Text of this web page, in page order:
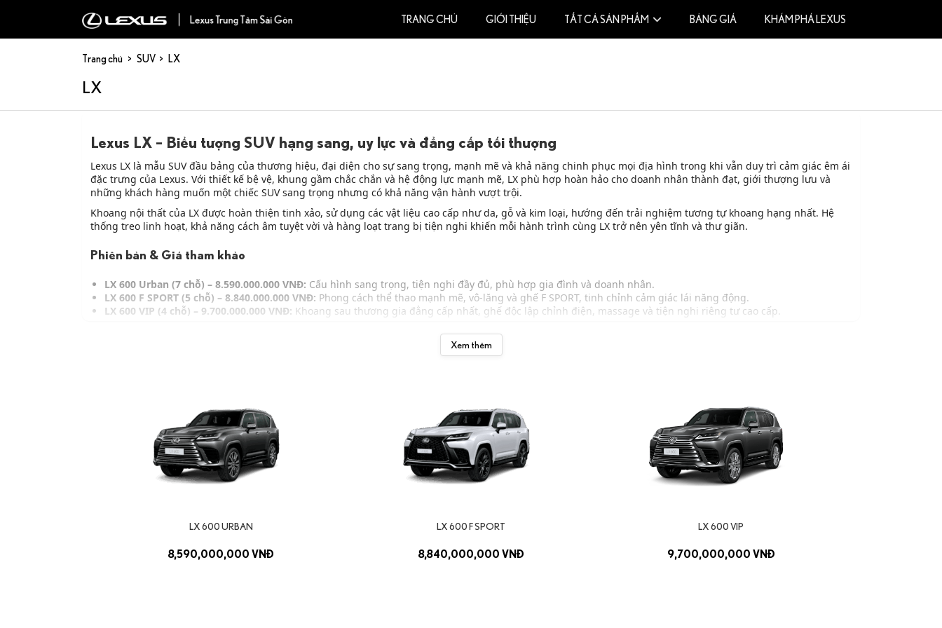
TRANG CHỦ GIỚI THIỆU TẤT CẢ SẢN PHẨM BẢNG GIÁ KHÁM PHÁ LEXUS
LX
Trang chủ SUV LX
Lexus LX – Biểu tượng SUV hạng sang, uy lực và đẳng cấp tối thượng
Lexus LX là mẫu SUV đầu bảng của thương hiệu, đại diện cho sự sang trọng, mạnh mẽ và khả năng chinh phục mọi địa hình trong khi vẫn duy trì cảm giác êm ái
đặc trưng của Lexus. Với thiết kế bệ vệ, khung gầm chắc chắn và hệ động lực mạnh mẽ, LX phù hợp hoàn hảo cho doanh nhân thành đạt, giới thượng lưu và
những khách hàng muốn một chiếc SUV sang trọng nhưng có khả năng vận hành vượt trội.
Khoang nội thất của LX được hoàn thiện tinh xảo, sử dụng các vật liệu cao cấp như da, gỗ và kim loại, hướng đến trải nghiệm tương tự khoang hạng nhất. Hệ
thống treo linh hoạt, khả năng cách âm tuyệt vời và hàng loạt trang bị tiện nghi khiến mỗi hành trình cùng LX trở nên yên tĩnh và thư giãn.
Phiên bản & Giá tham khảo
LX 600 Urban (7 chỗ) – 8.590.000.000 VNĐ: Cấu hình sang trọng, tiện nghi đầy đủ, phù hợp gia đình và doanh nhân.
LX 600 F SPORT (5 chỗ) – 8.840.000.000 VNĐ: Phong cách thể thao mạnh mẽ, vô-lăng và ghế F SPORT, tinh chỉnh cảm giác lái năng động.
LX 600 VIP (4 chỗ) – 9.700.000.000 VNĐ: Khoang sau thương gia đẳng cấp nhất, ghế độc lập chỉnh điện, massage và tiện nghi riêng tư cao cấp.
Giá tham khảo, có thể thay đổi theo thời điểm và chương trình ưu đãi của đại lý.
Động cơ V6 Twin-Turbo cùng hệ dẫn động 4WD cho phép LX dễ dàng vượt dốc, lội nước hoặc đi đường đá sỏi mà vẫn giữ được sự ổn định.
Nội thất sang trọng chuẩn thương gia
Cabin rộng rãi, ghế ngồi êm ái, điều hòa đa vùng, vật liệu cao cấp và bố trí tinh tế mang đến trải nghiệm tương đương khoang hạng nhất.
Tùy chọn cấu hình linh hoạt
Ngoại hình lớn, bệ vệ, mặt ca-lăng đặc trưng và phong thái mạnh mẽ giúp LX tạo dấu ấn ngay khi xuất hiện.
Công nghệ an toàn tiên tiến
Xem thêm
LX 600 URBAN
8,590,000,000 VNĐ
LX 600 F SPORT
8,840,000,000 VNĐ
LX 600 VIP
9,700,000,000 VNĐ